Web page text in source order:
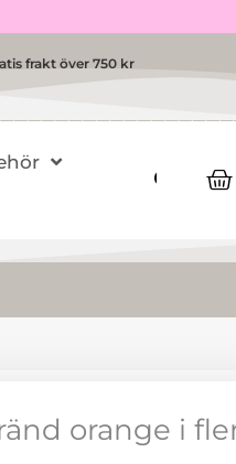
frakt över 750 kr
orange i